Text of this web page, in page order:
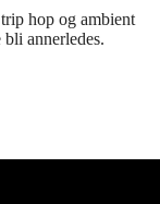
hop og ambient
annerledes.